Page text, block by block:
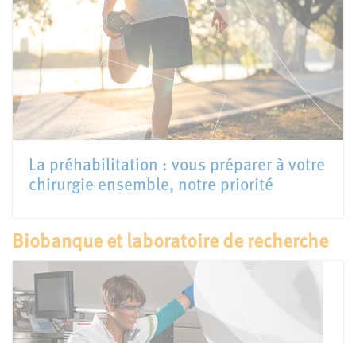
La préhabilitation : vous préparer à votre
chirurgie ensemble, notre priorité
Biobanque et laboratoire de recherche